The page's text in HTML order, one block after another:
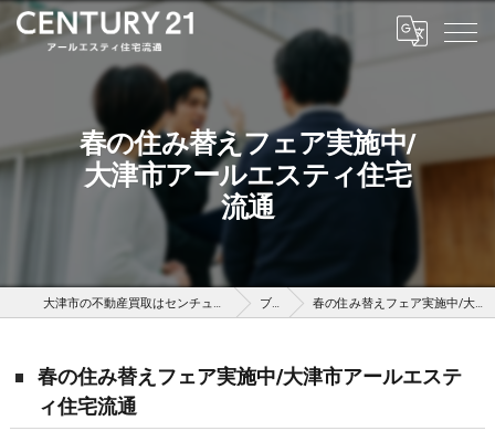
春の住み替えフェア実施中/
大津市アールエスティ住宅
流通
大津市の不動産買取はセンチュリー21アールエスティ住宅流通 ブログ 春の住み替えフェア実施中/大津市アールエスティ住宅流通
春の住み替えフェア実施中/大津市アールエステ
ィ住宅流通